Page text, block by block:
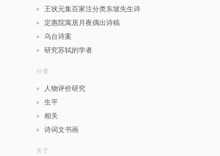
王状元集百家注分类东坡先生诗
定惠院寓居月夜偶出诗稿
乌台诗案
研究苏轼的学者
分类
人物评价研究
生平
相关
诗词文书画
关于